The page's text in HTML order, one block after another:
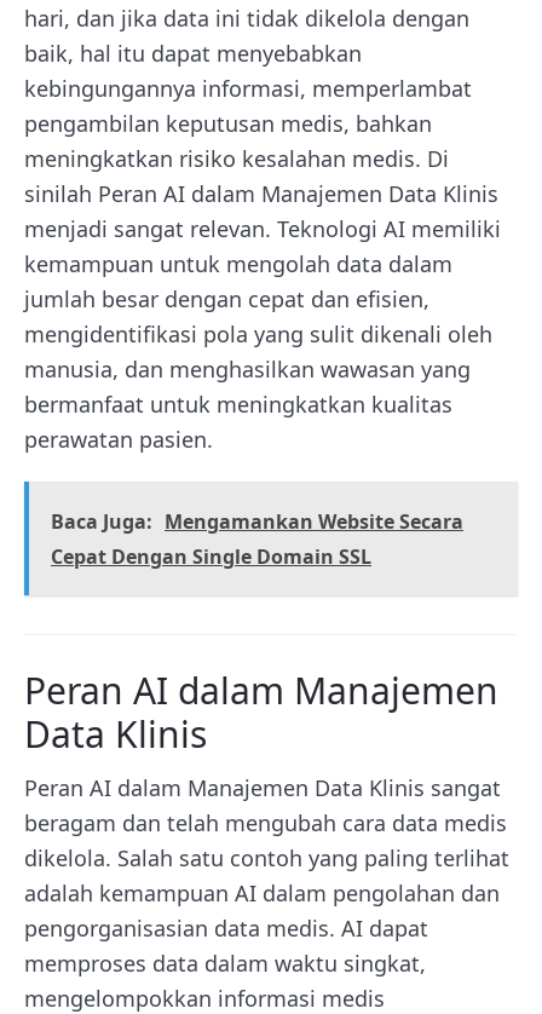
hari, dan jika data ini tidak dikelola dengan
baik, hal itu dapat menyebabkan
kebingungannya informasi, memperlambat
pengambilan keputusan medis, bahkan
meningkatkan risiko kesalahan medis. Di
sinilah Peran AI dalam Manajemen Data Klinis
menjadi sangat relevan. Teknologi AI memiliki
kemampuan untuk mengolah data dalam
jumlah besar dengan cepat dan efisien,
mengidentifikasi pola yang sulit dikenali oleh
manusia, dan menghasilkan wawasan yang
bermanfaat untuk meningkatkan kualitas
perawatan pasien.
Baca Juga: Mengamankan Website Secara
Cepat Dengan Single Domain SSL
Peran AI dalam Manajemen
Data Klinis
Peran AI dalam Manajemen Data Klinis sangat
beragam dan telah mengubah cara data medis
dikelola. Salah satu contoh yang paling terlihat
adalah kemampuan AI dalam pengolahan dan
pengorganisasian data medis. AI dapat
memproses data dalam waktu singkat,
mengelompokkan informasi medis